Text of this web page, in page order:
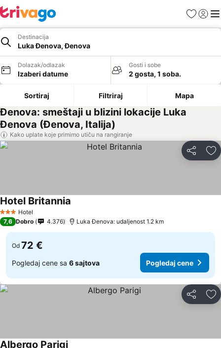
FavoritiPrijavi
Destinacija
Luka Đenova, Đenova
Dolazak/odlazak
Izaberi datume
Gosti i sobe
2 gosta, 1 soba.
Sortiraj Filtriraj Mapa
Đenova: smeštaji u blizini lokacije Luka
Đenova (Đenova, Italija)
Kako uplate koje primimo utiču na rangiranje
Deli
3 Zvezdice
Hotel
Hotel Britannia
7,6 Dobro 4.376 Luka Đenova: udaljenost 1.2 km
Od 72 €
Pogledaj cene sa 6 sajtova Pogledaj cene
Deli
Albergo Parigi